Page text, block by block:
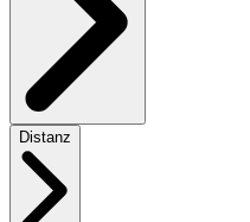
Distanz